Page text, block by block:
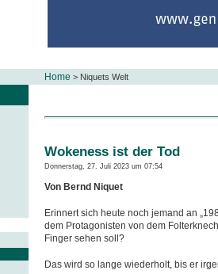
Home > Niquets Welt
Wokeness ist der Tod
Donnerstag, 27. Juli 2023 um 07:54
Von Bernd Niquet
Erinnert sich heute noch jemand an
dem Protagonisten von dem
Finger sehen soll?
Das wird so lange wiederholt, bis er